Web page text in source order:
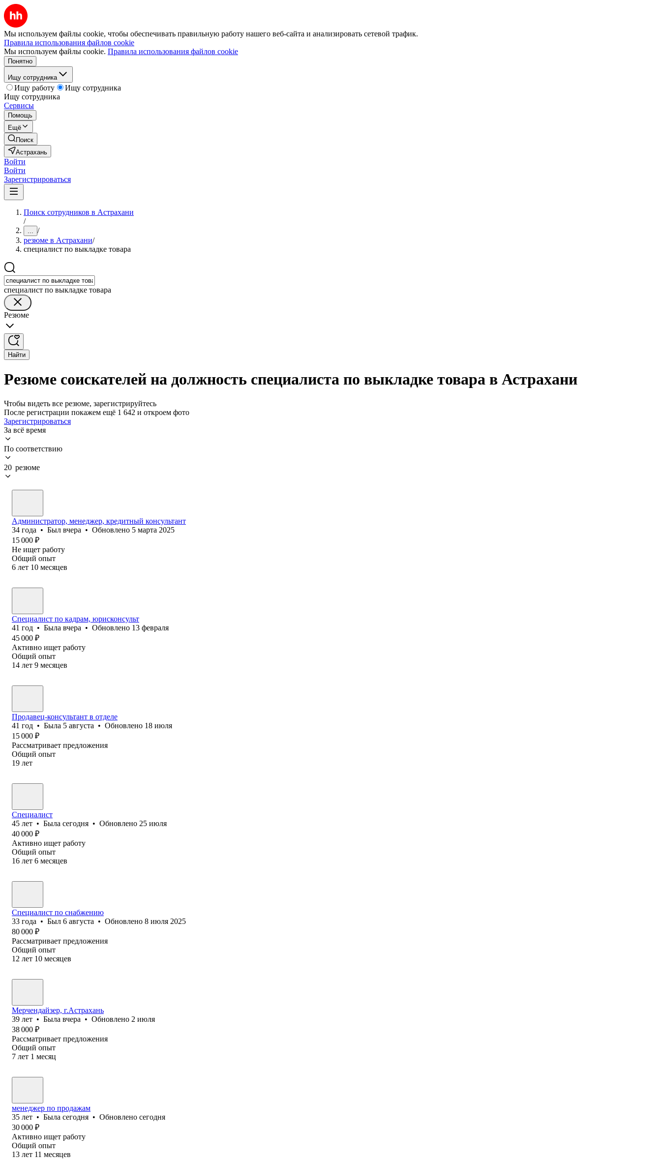
Мы используем файлы cookie, чтобы обеспечивать правильную работу нашего веб-сайта и анализировать сетевой трафик.
Правила использования файлов cookie
Мы используем файлы cookie. Правила использования файлов cookie
Понятно
Ищу сотрудника
Ищу работу
Ищу сотрудника
Ищу сотрудника
Сервисы
Помощь
Ещё
Поиск
Астрахань
Войти
Войти
Зарегистрироваться
Поиск сотрудников в Астрахани
/
... /
резюме в Астрахани/
специалист по выкладке товара
специалист по выкладке товара
Резюме
Найти
Резюме соискателей на должность специалиста по выкладке товара в Астрахани
Чтобы видеть все резюме, зарегистрируйтесь
После регистрации покажем ещё 1 642 и откроем фото
Зарегистрироваться
За всё время
По соответствию
20 резюме
Администратор, менеджер, кредитный консультант
34 года • Был вчера • Обновлено 5 марта 2025
15 000 ₽
Не ищет работу
Общий опыт
6 лет 10 месяцев
Специалист по кадрам, юрисконсульт
41 год • Была вчера • Обновлено 13 февраля
45 000 ₽
Активно ищет работу
Общий опыт
14 лет 9 месяцев
Продавец-консультант в отделе
41 год • Была 5 августа • Обновлено 18 июля
15 000 ₽
Рассматривает предложения
Общий опыт
19 лет
Специалист
45 лет • Была сегодня • Обновлено 25 июля
40 000 ₽
Активно ищет работу
Общий опыт
16 лет 6 месяцев
Специалист по снабжению
33 года • Был 6 августа • Обновлено 8 июля 2025
80 000 ₽
Рассматривает предложения
Общий опыт
12 лет 10 месяцев
Мерчендайзер, г.Астрахань
39 лет • Была вчера • Обновлено 2 июля
38 000 ₽
Рассматривает предложения
Общий опыт
7 лет 1 месяц
менеджер по продажам
35 лет • Была сегодня • Обновлено сегодня
30 000 ₽
Активно ищет работу
Общий опыт
13 лет 11 месяцев